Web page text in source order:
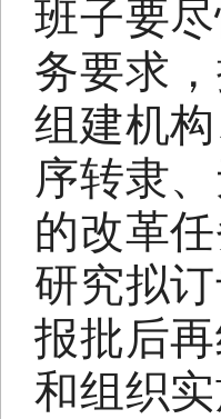
班子要
务要求
组建机
序转隶
的改革
研究拟
报批后
和组织